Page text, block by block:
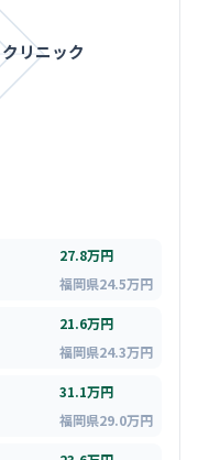
クリニック
27.8万円
福岡県24.5万円
21.6万円
福岡県24.3万円
31.1万円
福岡県29.0万円